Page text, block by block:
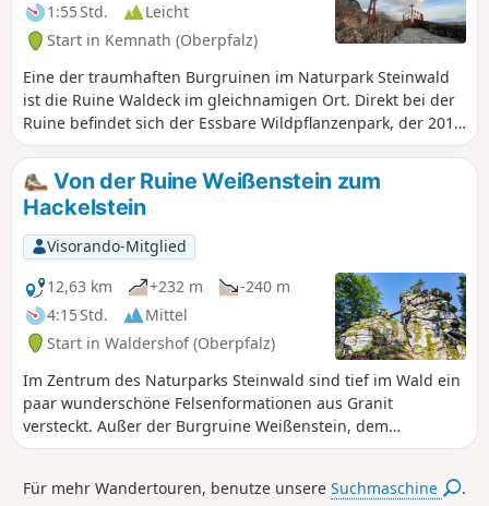
1:55 Std.
Leicht
Start in Kemnath (Oberpfalz)
Eine der traumhaften Burgruinen im Naturpark Steinwald
ist die Ruine Waldeck im gleichnamigen Ort. Direkt bei der
Ruine befindet sich der Essbare Wildpflanzenpark, der 2018
als erster dieser Art in Deutschland gegründet wurde. Hier
lässt sich viel über die Wildpflanzen lernen, Schautafeln mit
Informationen säumen den Weg, um den Wanderer wieder
ein Stück näher an die Natur zu bringen.
Von der Ruine Weißenstein zum
Hackelstein
Visorando-Mitglied
12,63 km
+232 m
-240 m
4:15 Std.
Mittel
Start in Waldershof (Oberpfalz)
Im Zentrum des Naturparks Steinwald sind tief im Wald ein
paar wunderschöne Felsenformationen aus Granit
versteckt. Außer der Burgruine Weißenstein, dem
Wahrzeichen des Steinwaldes, sind alle diese Schönheiten
berühmte Hackelstein ebenso wie die weniger bekannten
Für mehr Wandertouren, benutze unsereSuchmaschine .